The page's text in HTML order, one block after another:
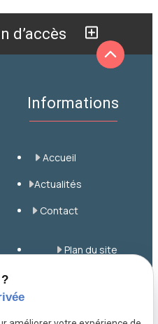
d’accès
Informations
Accueil
Actualités
Contact
Plan du site